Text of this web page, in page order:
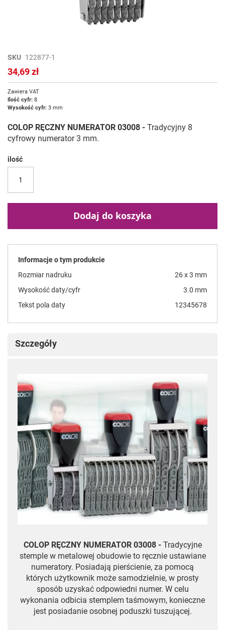
Przejdź
na
początek
SKU 122877-1
34,69 zł
Zawiera VAT
Ilość cyfr: 8
Wysokość cyfr: 3 mm
COLOP RĘCZNY NUMERATOR 03008 - Tradycyjny 8
cyfrowy numerator 3 mm.
ilość
Dodaj do koszyka
Informacje o tym produkcie
Rozmiar nadruku
26 x 3 mm
Wysokość daty/cyfr
3.0 mm
Tekst pola daty
12345678
Szczegóły
COLOP RĘCZNY NUMERATOR 03008 -Tradycyjne
stemple w metalowej obudowie to ręcznie ustawiane
numeratory. Posiadają pierścienie, za pomocą
których użytkownik może samodzielnie, w prosty
sposób uzyskać odpowiedni numer. W celu
wykonania odbicia stemplem taśmowym, konieczne
jest posiadanie osobnej poduszki tuszującej.